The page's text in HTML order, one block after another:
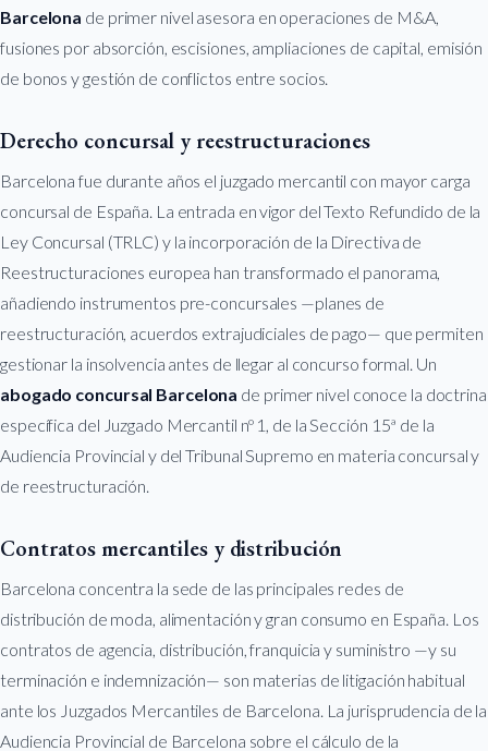
Barcelona de primer nivel asesora en operaciones de M&A,
fusiones por absorción, escisiones, ampliaciones de capital, emisión
de bonos y gestión de conflictos entre socios.
Derecho concursal y reestructuraciones
Barcelona fue durante años el juzgado mercantil con mayor carga
concursal de España. La entrada en vigor del Texto Refundido de la
Ley Concursal (TRLC) y la incorporación de la Directiva de
Reestructuraciones europea han transformado el panorama,
añadiendo instrumentos pre-concursales —planes de
reestructuración, acuerdos extrajudiciales de pago— que permiten
gestionar la insolvencia antes de llegar al concurso formal. Un
abogado concursal Barcelona de primer nivel conoce la doctrina
específica del Juzgado Mercantil nº 1, de la Sección 15ª de la
Audiencia Provincial y del Tribunal Supremo en materia concursal y
de reestructuración.
Contratos mercantiles y distribución
Barcelona concentra la sede de las principales redes de
distribución de moda, alimentación y gran consumo en España. Los
contratos de agencia, distribución, franquicia y suministro —y su
terminación e indemnización— son materias de litigación habitual
ante los Juzgados Mercantiles de Barcelona. La jurisprudencia de la
Audiencia Provincial de Barcelona sobre el cálculo de la